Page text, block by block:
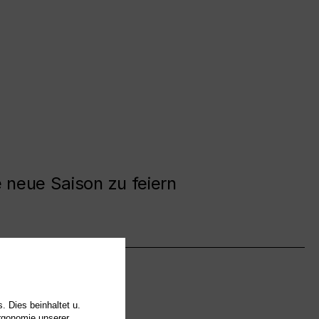
Saison zu feiern
Dies beinhaltet u.